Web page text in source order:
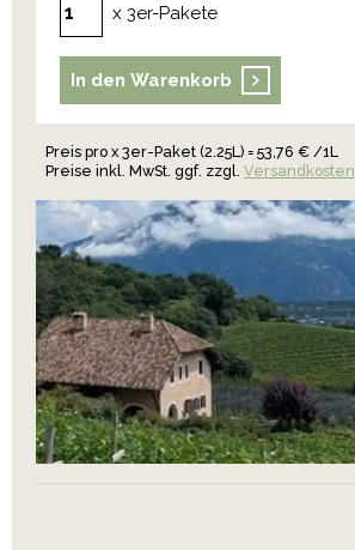
x 3er-Pakete
In den Warenkorb
Preis pro x 3er-Paket (2.25L) = 53,76 € /1L
Preise inkl. MwSt. ggf. zzgl. Versandkosten